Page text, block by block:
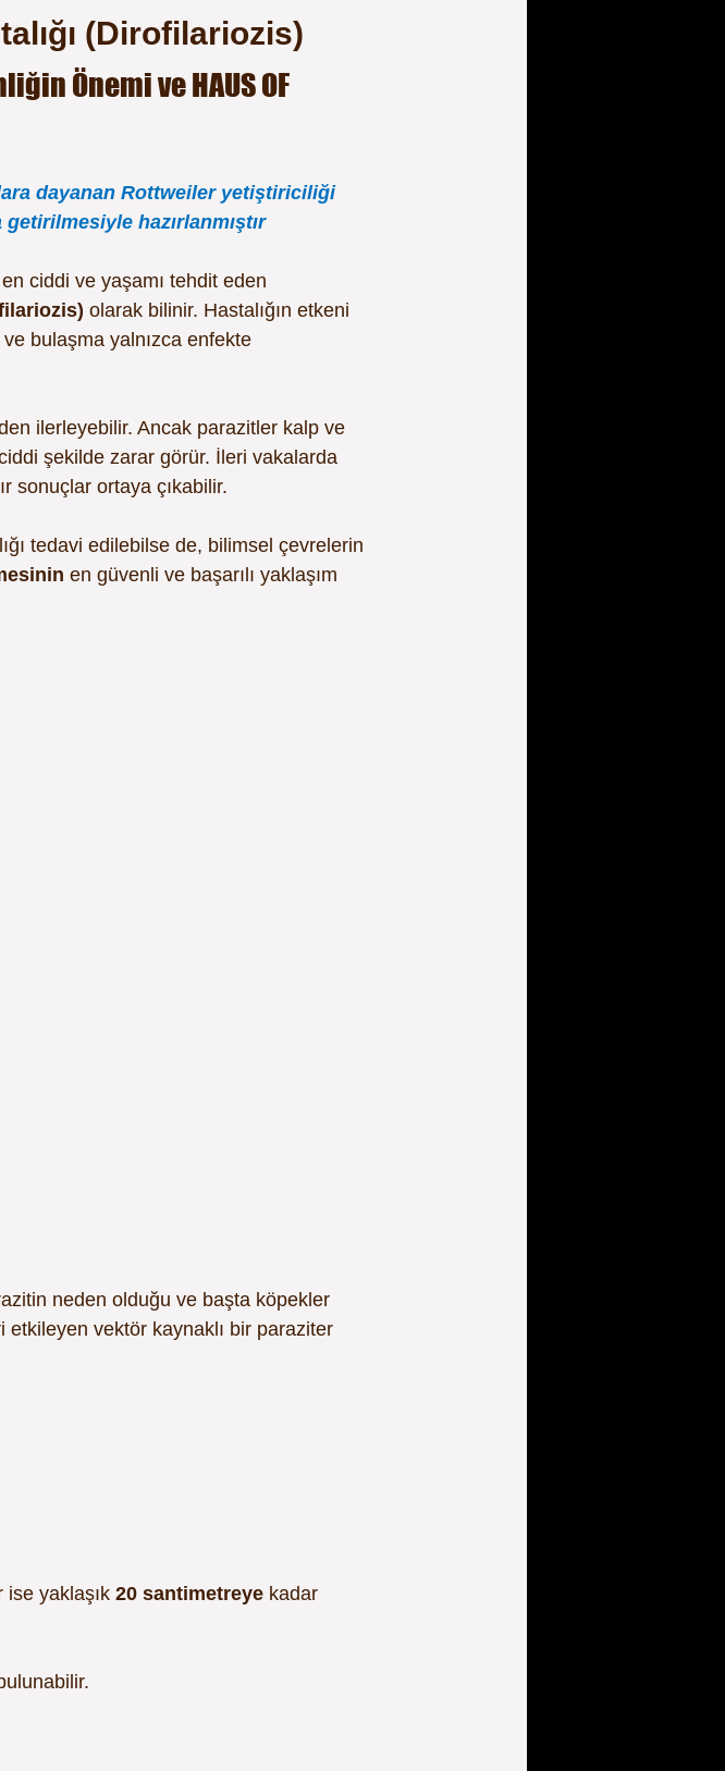
(Dirofilariozis)
Önemi ve HAUS OF
dayanan Rottweiler yetiştiriciliği
hazırlanmıştır
ciddi ve yaşamı tehdit eden
olarak bilinir. Hastalığın etkeni
bulaşma yalnızca enfekte
ilerleyebilir. Ancak parazitler kalp ve
şekilde zarar görür. İleri vakalarda
sonuçlar ortaya çıkabilir.
tedavi edilebilse de, bilimsel çevrelerin
en güvenli ve başarılı yaklaşım
neden olduğu ve başta köpekler
vektör kaynaklı bir paraziter
ise yaklaşık 20 santimetreye kadar